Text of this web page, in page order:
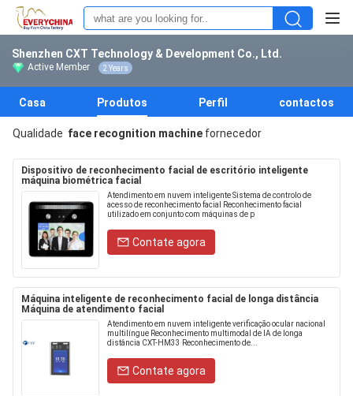
Shenzhen CXT Technology & Development Co., Ltd.
Active Member 2 Years
Casa Produtos Perfil contactos
Qualidade face recognition machine fornecedor
Dispositivo de reconhecimento facial de escritório inteligente
máquina biométrica facial
Atendimento em nuvem inteligente Sistema de controlo de
acesso de reconhecimento facial Reconhecimento facial
utilizado em conjunto com máquinas de p
Contate agora
Máquina inteligente de reconhecimento facial de longa distância
Máquina de atendimento facial
Atendimento em nuvem inteligente verificação ocular nacional
multilíngue Reconhecimento multimodal de IA de longa
distância CXT-HM33 Reconhecimento de...
Contate agora